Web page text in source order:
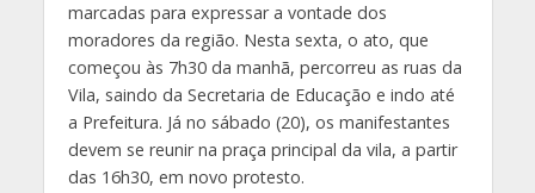
marcadas para expressar a vontade dos
moradores da região. Nesta sexta, o ato, que
começou às 7h30 da manhã, percorreu as ruas da
Vila, saindo da Secretaria de Educação e indo até
a Prefeitura. Já no sábado (20), os manifestantes
devem se reunir na praça principal da vila, a partir
das 16h30, em novo protesto.